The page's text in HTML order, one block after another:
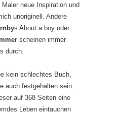
neue Inspiration und
unoriginell. Andere
s About a boy oder
scheinen immer
durch.
kein schlechtes Buch,
auch festgehalten sein.
auf 368 Seiten eine
Leben eintauchen